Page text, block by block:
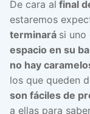
De cara al final
estaremos
terminará si uno
espacio en su
no hay
los que queden
son fáciles de
a ellas para